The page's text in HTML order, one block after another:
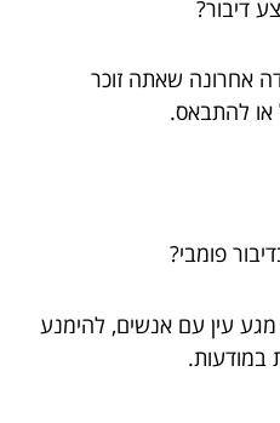
דיבור?
אחרונה שאתה זוכר
או להתבאס.
פומבי?
עין עם אנשים, להימנע
במודעות.